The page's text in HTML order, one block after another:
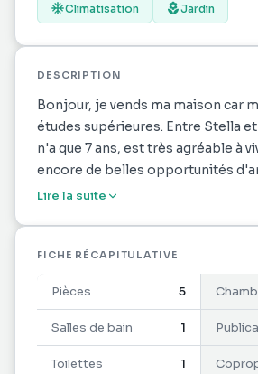
Climatisation Jardin
DESCRIPTION
Bonjour, je vends ma maison car
études supérieures. Entre Stella
n'a que 7 ans, est très agréable à
encore de belles opportunités
extérieur.
prolongée par un espace jacuzzi
d'une cuisine avec un îlot ouverte
coin nuit comprends 3 chambres
dont 2 climatisées et une grande
douche à l'italienne
La maison est saine et lumineuse.
Lire la suite
FICHE RÉCAPITULATIVE
Pièces 5
Salles de bain 1
Toilettes 1